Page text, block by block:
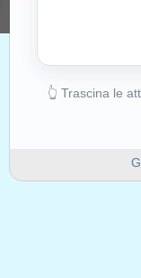
👆 Trascina le